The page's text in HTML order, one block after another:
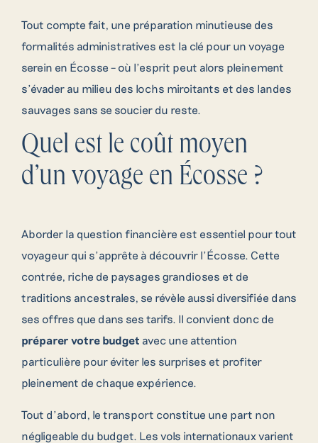
Tout compte fait, une préparation minutieuse des
formalités administratives est la clé pour un voyage
serein en Écosse – où l’esprit peut alors pleinement
s’évader au milieu des lochs miroitants et des landes
sauvages sans se soucier du reste.
Quel est le coût moyen
d’un voyage en Écosse ?
Aborder la question financière est essentiel pour tout
voyageur qui s’apprête à découvrir l’Écosse. Cette
contrée, riche de paysages grandioses et de
traditions ancestrales, se révèle aussi diversifiée dans
ses offres que dans ses tarifs. Il convient donc de
préparer votre budget avec une attention
particulière pour éviter les surprises et profiter
pleinement de chaque expérience.
Tout d’abord, le transport constitue une part non
négligeable du budget. Les vols internationaux varient